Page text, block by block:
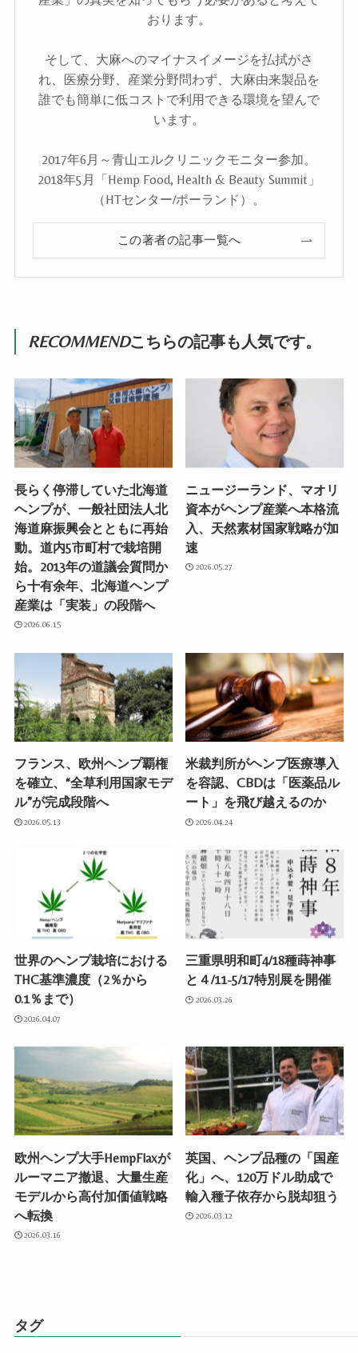
おります。
そして、大麻へのマイナスイメージを払拭がさ
れ、医療分野、産業分野問わず、大麻由来製品を
誰でも簡単に低コストで利用できる環境を望んで
います。
2017年6月～青山エルクリニックモニター参加。
2018年5月「Hemp Food, Health & Beauty Summit」
（HTセンター/ポーランド）。
この著者の記事一覧へ
RECOMMENDこちらの記事も人気です。
長らく停滞していた北海道
ヘンプが、一般社団法人北
海道麻振興会とともに再始
動。道内5市町村で栽培開
始。2013年の道議会質問か
ら十有余年、北海道ヘンプ
産業は「実装」の段階へ
2026.06.15
ニュージーランド、マオリ
資本がヘンプ産業へ本格流
入、天然素材国家戦略が加
速
2026.05.27
フランス、欧州ヘンプ覇権
を確立、“全草利用国家モデ
ル”が完成段階へ
2026.05.13
米裁判所がヘンプ医療導入
を容認、CBDは「医薬品ル
ート」を飛び越えるのか
2026.04.24
世界のヘンプ栽培における
THC基準濃度（2％から
0.1％まで）
2026.04.07
三重県明和町4/18種蒔神事
と４/11-5/17特別展を開催
2026.03.26
欧州ヘンプ大手HempFlaxが
ルーマニア撤退、大量生産
モデルから高付加価値戦略
へ転換
2026.03.16
英国、ヘンプ品種の「国産
化」へ、120万ドル助成で
輸入種子依存から脱却狙う
2026.03.12
タグ